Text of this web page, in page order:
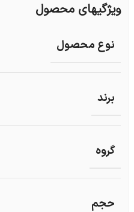
ویژگیهای محصول
نوع محصول
برند
گروه
حجم